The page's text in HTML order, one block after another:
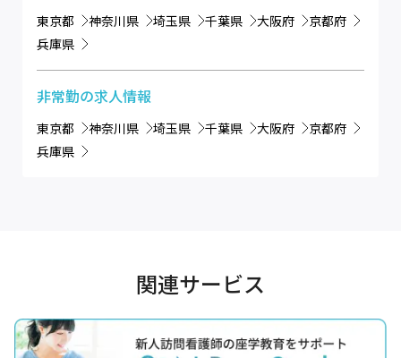
東京都 神奈川県 埼玉県 千葉県 大阪府
京都府
兵庫県
非常勤の求人情報
東京都 神奈川県 埼玉県 千葉県 大阪府
京都府
兵庫県
関連サービス